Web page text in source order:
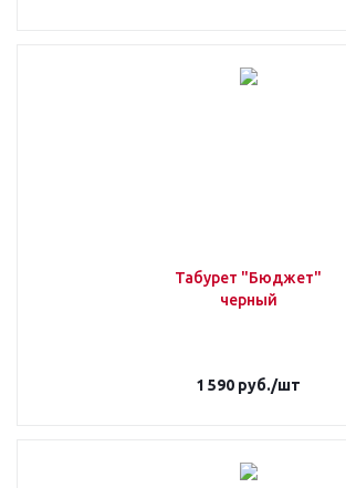
Табурет "Бюджет"
черный
1 590 руб./шт